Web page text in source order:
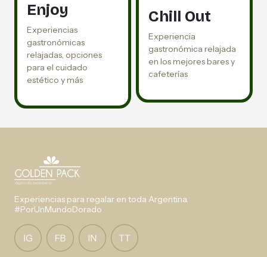
Enjoy
Experiencias
gastronómicas
relajadas, opciones
para el cuidado
estético y más
Chill Out
Experiencia
gastronómica relajada
en los mejores bares y
cafeterías
Experiencias para regalar en toda Argentina.
#PorUnMundoDorado